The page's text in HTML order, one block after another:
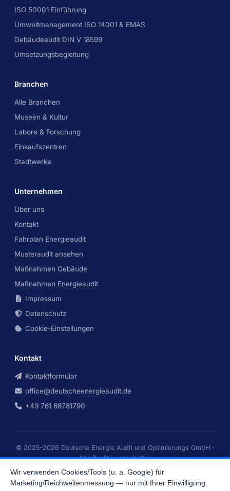
ISO 50001 Einführung
Umweltmanagement ISO 14001 & EMAS
Gebäudeaudit DIN V 18599
Umsetzungsbegleitung
Branchen
Alle Branchen
Museen & Kultur
Labore & Forschung
Einkaufszentren
Stadtwerke
Unternehmen
Über uns
Kontakt
Fahrplan Energieaudit
Musteraudit ansehen
Maßnahmen Gebäude
Maßnahmen Energieaudit
Impressum
Datenschutz
Cookie-Einstellungen
Kontakt
Kontaktformular
office@deutscheenergieaudit.de
+49 761 88781790
© 2025–2026 Deutsche Energie Audit und Optimierungs GmbH ·
Alle Rechte vorbehalten
Energieaudits nach DIN EN 16247 · für uns tätiger, beim BAFA
registrierter Energieberater
Wir verwenden Cookies/Tools (u. a. Google) für
Marketing/Reichweitenmessung — nur mit Ihrer Einwilligung.